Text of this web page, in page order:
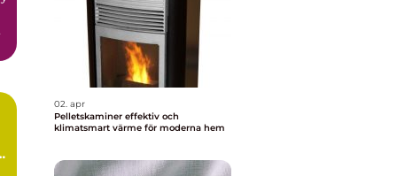
02. apr
Pelletskaminer effektiv och
klimatsmart värme för moderna hem